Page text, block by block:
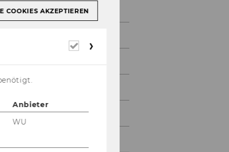
Overview
Structure & Content
Specializations
COOKIES AKZEPTIEREN
Erforderliche
Anbieter
WU